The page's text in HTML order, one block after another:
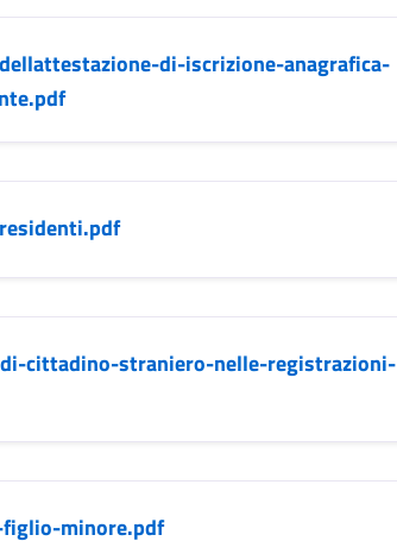
di-iscrizione-anagrafica-
cittadino-straniero-nelle-registrazioni-
minore.pdf